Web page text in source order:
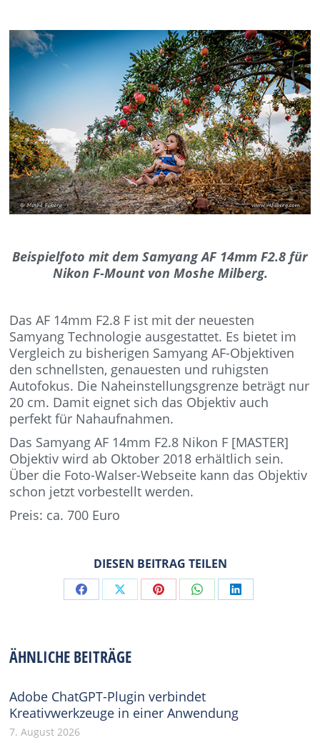
Beispielfoto mit dem Samyang AF 14mm F2.8 für
Nikon F-Mount von Moshe Milberg.
Das AF 14mm F2.8 F ist mit der neuesten
Samyang Technologie ausgestattet. Es bietet im
Vergleich zu bisherigen Samyang AF-Objektiven
den schnellsten, genauesten und ruhigsten
Autofokus. Die Naheinstellungsgrenze beträgt nur
20 cm. Damit eignet sich das Objektiv auch
perfekt für Nahaufnahmen.
Das Samyang AF 14mm F2.8 Nikon F [MASTER]
Objektiv wird ab Oktober 2018 erhältlich sein.
Über die Foto-Walser-Webseite kann das Objektiv
schon jetzt vorbestellt werden.
Preis: ca. 700 Euro
DIESEN BEITRAG TEILEN
Share Share Share Share Share
ÄHNLICHE BEITRÄGE
Adobe ChatGPT-Plugin verbindet
Kreativwerkzeuge in einer Anwendung
7. August 2026